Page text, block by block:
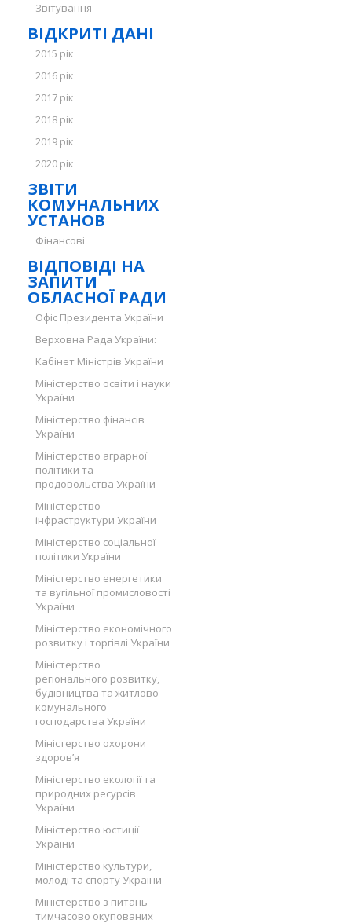
Звітування
ВІДКРИТІ ДАНІ
2015 рік
2016 рік
2017 рік
2018 рік
2019 рік
2020 рік
ЗВІТИ
КОМУНАЛЬНИХ
УСТАНОВ
Фінансові
ВІДПОВІДІ НА
ЗАПИТИ
ОБЛАСНОЇ РАДИ
Офіс Президента України
Верховна Рада України:
Кабінет Міністрів України
Міністерство освіти і науки
України
Міністерство фінансів
України
Міністерство аграрної
політики та
продовольства України
Міністерство
інфраструктури України
Міністерство соціальної
політики України
Міністерство енергетики
та вугільної промисловості
України
Міністерство економічного
розвитку і торгівлі України
Міністерство
регіонального розвитку,
будівництва та житлово-
комунального
господарства України
Міністерство охорони
здоров’я
Міністерство екології та
природних ресурсів
України
Міністерство юстиції
України
Міністерство культури,
молоді та спорту України
Міністерство з питань
тимчасово окупованих